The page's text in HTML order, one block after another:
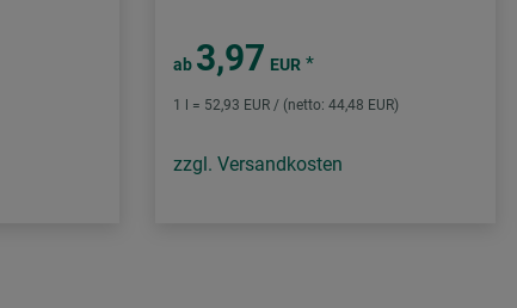
ab 3,97 EUR *
1 l = 52,93 EUR / (netto: 44,48 EUR)
zzgl. Versandkosten